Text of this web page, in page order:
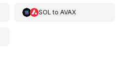
SOL to AVAX